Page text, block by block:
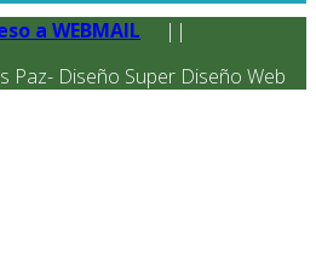
a WEBMAIL
||
Diseño Super Diseño Web